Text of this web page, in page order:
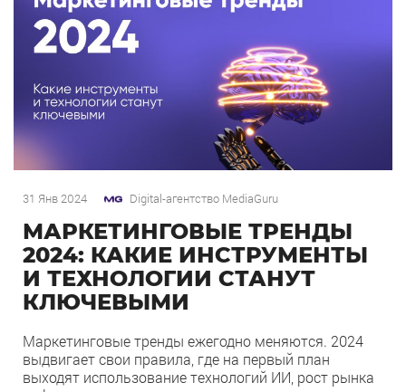
31 Янв 2024 Digital-агентство MediaGuru
МАРКЕТИНГОВЫЕ ТРЕНДЫ
2024: КАКИЕ ИНСТРУМЕНТЫ
И ТЕХНОЛОГИИ СТАНУТ
КЛЮЧЕВЫМИ
Маркетинговые тренды ежегодно меняются. 2024
выдвигает свои правила, где на первый план
выходят использование технологий ИИ, рост рынка